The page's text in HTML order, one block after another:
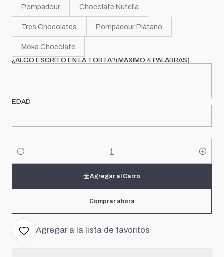
Pompadour Chocolate Nutella
Tres Chocolates Pompadour Plátano
Moka Chocolate
¿ALGO ESCRITO EN LA TORTA?(MÁXIMO 4 PALABRAS)
EDAD
Cantidad
Agregar al Carro
Comprar ahora
Agregar a la lista de favoritos